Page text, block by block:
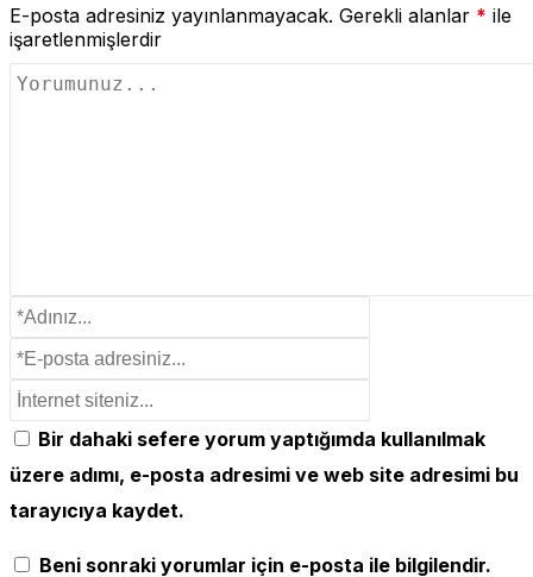
E-posta adresiniz yayınlanmayacak. Gerekli alanlar * ile
işaretlenmişlerdir
Bir dahaki sefere yorum yaptığımda kullanılmak
üzere adımı, e-posta adresimi ve web site adresimi bu
tarayıcıya kaydet.
Beni sonraki yorumlar için e-posta ile bilgilendir.